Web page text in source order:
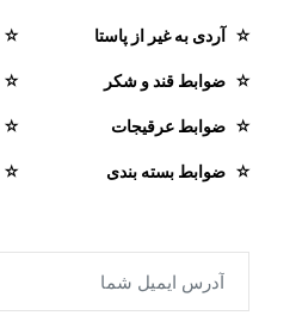
آردی به غیر از پاستا
ضوابط قند و شکر
ضوابط عرقیجات
ضوابط بسته بندی